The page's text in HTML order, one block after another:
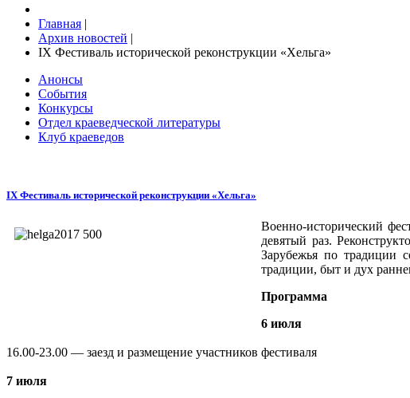
Главная |
Архив новостей |
IX Фестиваль исторической реконструкции «Хельга»
Анонсы
События
Конкурсы
Отдел краеведческой литературы
Клуб краеведов
IX Фестиваль исторической реконструкции «Хельга»
Военно-исторический
девятый раз.
Зарубежья по традиции
традиции, быт и дух
Программа
6 июля
16.00-23.00 — заезд и размещение участников фестиваля
7 июля